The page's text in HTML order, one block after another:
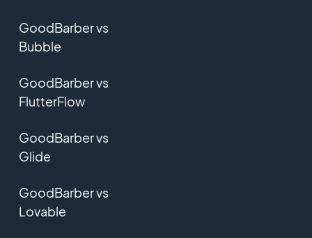
GoodBarber vs
Bubble
GoodBarber vs
FlutterFlow
GoodBarber vs
Glide
GoodBarber vs
Lovable